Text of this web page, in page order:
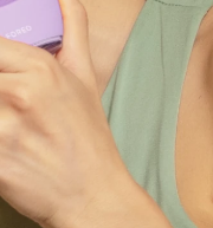
Mis dispositivos
Mis pedidos
Mis direcciones
Mis suscripciones
Español
Português
Русский
繁體中文